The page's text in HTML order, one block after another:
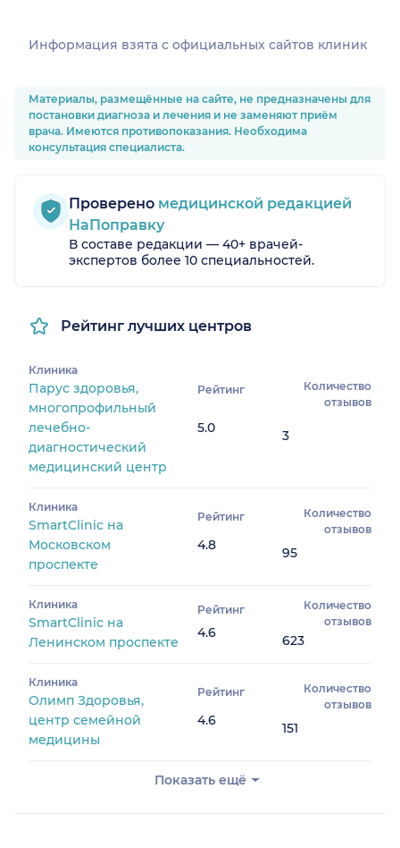
Информация взята c официальных сайтов клиник
Материалы, размещённые на сайте, не предназначены для
постановки диагноза и лечения и не заменяют приём
врача. Имеются противопоказания. Необходима
консультация специалиста.
Проверено медицинской редакцией
НаПоправку
В составе редакции — 40+ врачей-
экспертов более 10 специальностей.
Рейтинг лучших центров
Клиника
Парус здоровья,
многопрофильный
лечебно-
диагностический
медицинский центр
Рейтинг
5.0
Количество
отзывов
3
Клиника
SmartClinic на
Московском
проспекте
Рейтинг
4.8
Количество
отзывов
95
Клиника
SmartClinic на
Ленинском проспекте
Рейтинг
4.6
Количество
отзывов
623
Клиника
Олимп Здоровья,
центр семейной
медицины
Рейтинг
4.6
Количество
отзывов
151
Показать ещё